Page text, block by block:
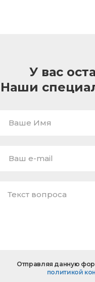
У вас
Наши
Имя
mail
вопроса
Отправляя данную
политикой